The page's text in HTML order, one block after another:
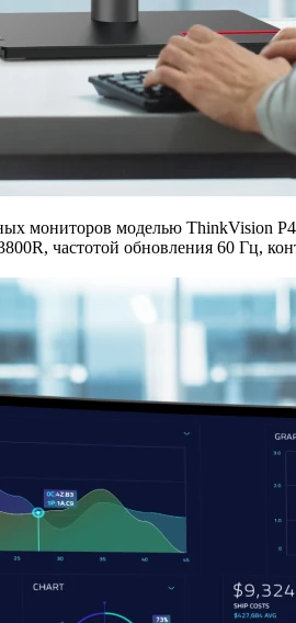
мониторов моделью ThinkVision
частотой обновления 60 Гц,